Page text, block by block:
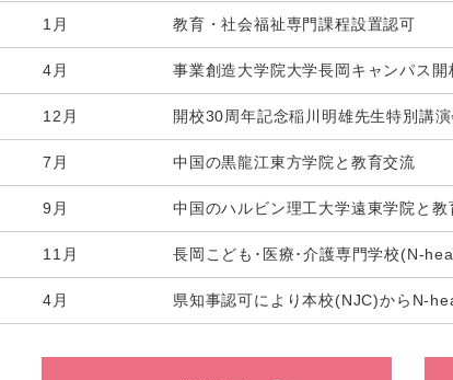
1月 教育・社会福祉専門課程設置認可
4月 事業創造大学院大学長岡キャンパス開
12月 開校30周年記念稲川明雄先生特別講演
7月 中国の黒龍江東方学院と教育交流
9月 中国のハルビン理工大学遠東学院と教
11月 長岡こども･医療･介護専門学校(N-
4月 県知事認可により本校(NJC)からN-